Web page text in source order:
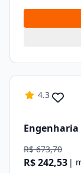
4.3
R$ 673,70
R$ 242,53 |